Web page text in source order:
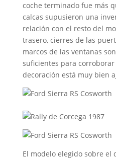
coche terminado fue más
calcas supusieron una
relación con el resto del
trasero, cierres de las
marcos de las ventanas
suficientes para
decoración está muy bien
El modelo elegido sobre el